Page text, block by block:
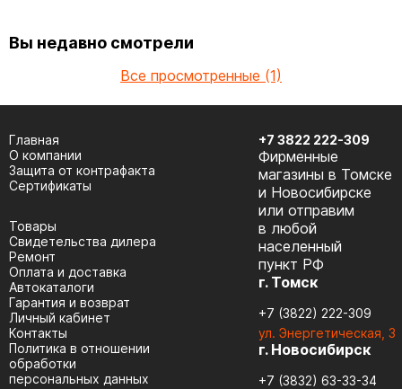
Вы недавно смотрели
Все просмотренные (1)
Главная
О компании
Защита от контрафакта
Сертификаты
Товары
Cвидетельства дилера
Ремонт
Оплата и доставка
Автокаталоги
Гарантия и возврат
Личный кабинет
Контакты
Политика в отношении
обработки
персональных данных
+7 3822 222-309
Фирменные
магазины в Томске
и Новосибирске
или отправим
в любой
населенный
пункт РФ
г. Томск
+7 (3822) 222-309
ул. Энергетическая, 3
г. Новосибирск
+7 (3832) 63-33-34